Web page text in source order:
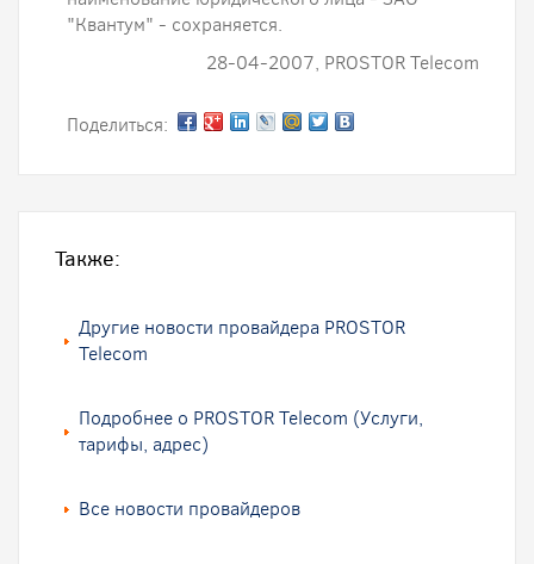
"Квантум" - сохраняется.
28-04-2007, PROSTOR Telecom
Поделиться:
Также:
Другие новости провайдера PROSTOR
Telecom
Подробнее о PROSTOR Telecom (Услуги,
тарифы, адрес)
Все новости провайдеров